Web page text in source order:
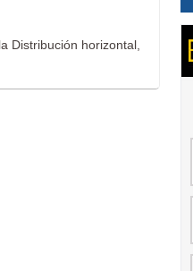
Distribución horizontal,